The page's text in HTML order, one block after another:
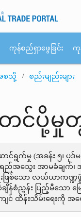
ကုန်စည်ရှာဖွေခြင်း ကု
စသို့ စည်းမျည်းများ
ာတင်ပို့
င်ရွက်မှု (အခန်း ၅၊ ပု
အသွေး အာမခံချက်၊
ေးဖြစ်သော လယ်ယာကဏ္
ချိန်စံညွှန်း ပြည့်မီသော
ျင် ထိန်းသိမ်းရေးကို